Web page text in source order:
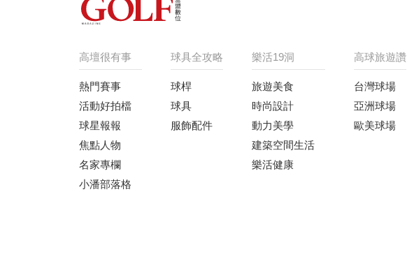
高壇很有事
熱門賽事
活動好拍檔
球星報報
焦點人物
名家專欄
小潘部落格
球具全攻略
球桿
球具
服飾配件
樂活19洞
旅遊美食
時尚設計
動力美學
建築空間生活
樂活健康
高球旅遊讚
台灣球場
亞洲球場
歐美球場